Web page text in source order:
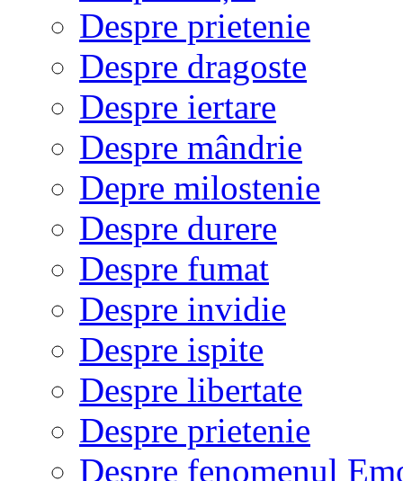
Despre prietenie
Despre dragoste
Despre iertare
Despre mândrie
Depre milostenie
Despre durere
Despre fumat
Despre invidie
Despre ispite
Despre libertate
Despre prietenie
Despre fenomenul